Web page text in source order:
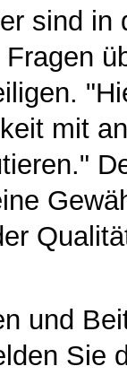
sind in
mit
und
Sie